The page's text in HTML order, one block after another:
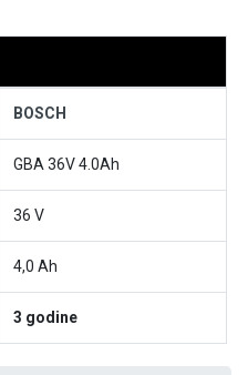
BOSCH
GBA 36V 4.0Ah
36 V
4,0 Ah
3 godine